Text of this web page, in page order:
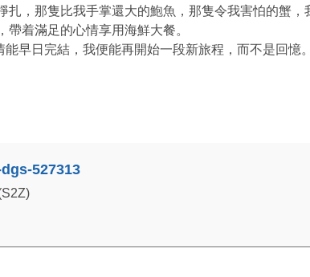
扎，那隻比我手掌還大的鮑魚，那隻令我害怕的蟹
着滿足的心情享用海鮮大餐。
早日完結，我便能再開始一段新旅程，而不是回憶。
527313